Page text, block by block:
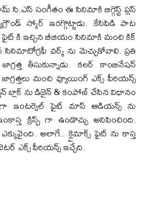
సి.ఎస్ సంగీతం ఈ సినిమాకి బిగ్గెస్ట్ ప్లస్
స్కోర్ ఇరగ్గొట్టాడు. కేసిపిడి పాట
కి ఇచ్చిన బీజియం సినిమాకి మంచి కిక్
వర్క్ ను మెచ్చుకోవాలి. ప్రతి
తీసుకున్నాడు. కలర్ కాంబినేషన్
మంచి వ్యూయింగ్ ఎక్స్ పీరియన్స్
బ్లాక్ ను డిజైన్ & కంపోజ్ చేసిన విధానం
ఇంటర్వెల్ ఫైట్ మాస్ ఆడియన్స్ ను
క్రిస్ప్ గా ఉండొచ్చు అనిపించింది.
అలాగే.. క్లైమాక్స్ ఫైట్ ను కాస్త
ఎక్స్ పీరియన్స్ ఇచ్చేది.